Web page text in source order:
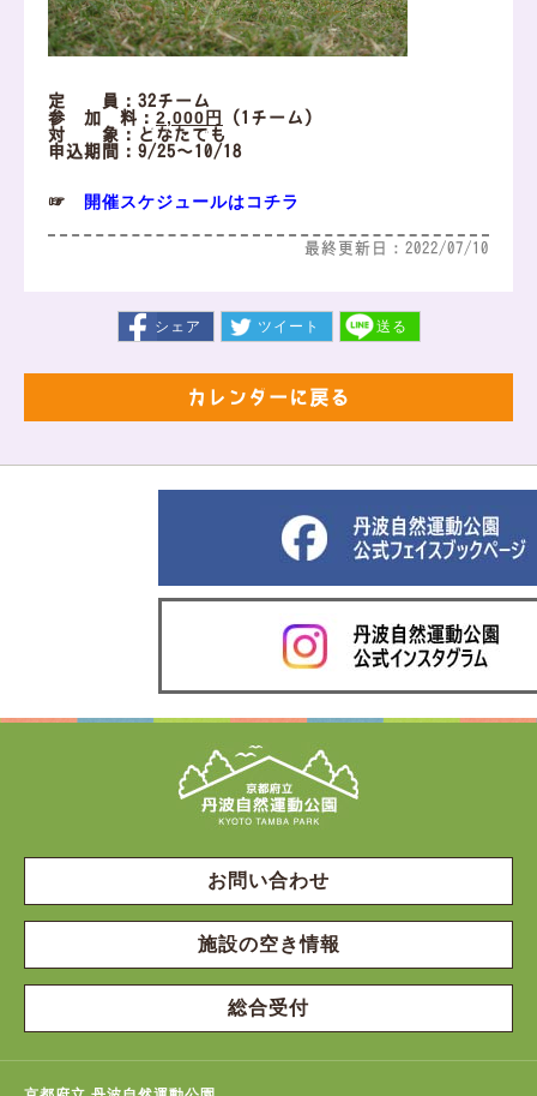
定 員：32チーム
参 加 料： 2,000円
（1チーム）
対 象：どなたでも
申込期間：9/25～10/18
☞ 開催スケジュールはコチラ
最終更新日：2022/07/10
シェア ツイート 送る
カレンダーに戻る
お問い合わせ
施設の空き情報
総合受付